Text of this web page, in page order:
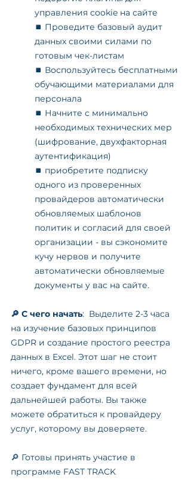
управления cookie на сайте
⏹️ Проведите базовый аудит
данных своими силами по
готовым чек-листам
⏹️ Воспользуйтесь бесплатными
обучающими материалами для
персонала
⏹️ Начните с минимально
необходимых технических мер
(шифрование, двухфакторная
аутентификация)
⏹️ приобретите подписку
одного из проверенных
провайдеров автоматически
обновляемых шаблонов
политик и согласий для своей
организации - вы сэкономите
кучу нервов и получите
автоматически обновляемые
документы у вас на сайте.
🔎 С чего начать: Выделите 2-3 часа
на изучение базовых принципов
GDPR и создание простого реестра
данных в Excel. Этот шаг не стоит
ничего, кроме вашего времени, но
создает фундамент для всей
дальнейшей работы. Вы также
можете обратиться к провайдеру
услуг, которому вы доверяете.
🔎 Готовы принять участие в
программе FAST TRACK